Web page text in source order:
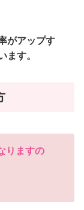
がアップす
ます。
りますの